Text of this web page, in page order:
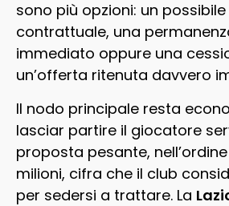
sono più opzioni: un
contrattuale, una
immediato oppure una
un’offerta ritenuta davvero
Il nodo principale resta
lasciar partire il giocatore
proposta pesante,
milioni, cifra che il club
per sedersi a trattare. La